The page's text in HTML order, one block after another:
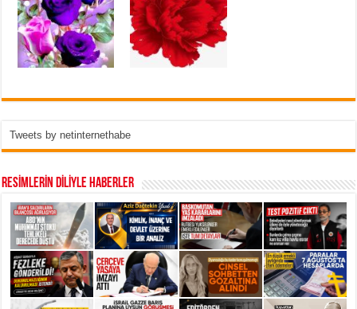
Tweets by netinternethabe
RESİMLERİN DİLİYLE HABERLER